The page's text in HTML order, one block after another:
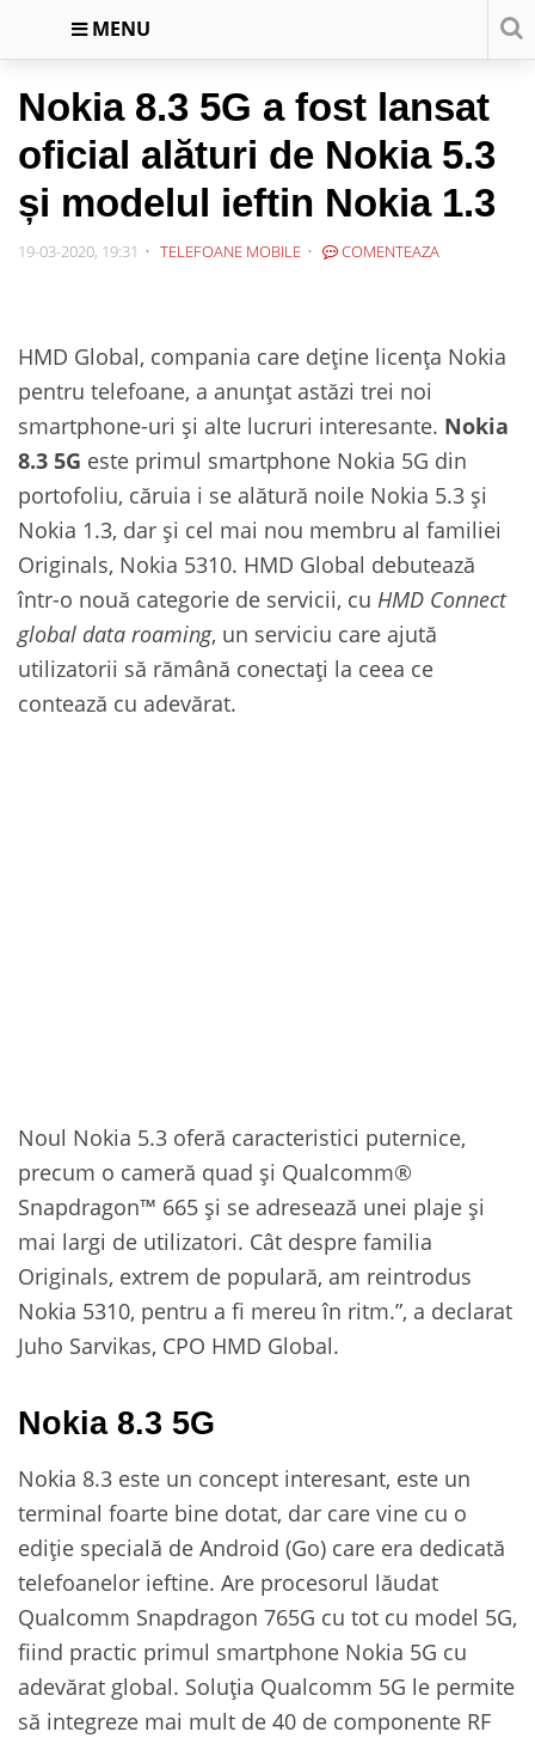
MENU
Nokia 8.3 5G a fost lansat
oficial alături de Nokia 5.3
și modelul ieftin Nokia 1.3
19-03-2020, 19:31 TELEFOANE MOBILE COMENTEAZA
HMD Global, compania care deține licența Nokia
pentru telefoane, a anunțat astăzi trei noi
smartphone-uri și alte lucruri interesante. Nokia
8.3 5G este primul smartphone Nokia 5G din
portofoliu, căruia i se alătură noile Nokia 5.3 și
Nokia 1.3, dar și cel mai nou membru al familiei
Originals, Nokia 5310. HMD Global debutează
într-o nouă categorie de servicii, cu HMD Connect
global data roaming, un serviciu care ajută
utilizatorii să rămână conectați la ceea ce
contează cu adevărat.
Noul Nokia 5.3 oferă caracteristici puternice,
precum o cameră quad și Qualcomm®
Snapdragon™ 665 și se adresează unei plaje și
mai largi de utilizatori. Cât despre familia
Originals, extrem de populară, am reintrodus
Nokia 5310, pentru a fi mereu în ritm.”, a declarat
Juho Sarvikas, CPO HMD Global.
Nokia 8.3 5G
Nokia 8.3 este un concept interesant, este un
terminal foarte bine dotat, dar care vine cu o
ediție specială de Android (Go) care era dedicată
telefoanelor ieftine. Are procesorul lăudat
Qualcomm Snapdragon 765G cu tot cu model 5G,
fiind practic primul smartphone Nokia 5G cu
adevărat global. Soluția Qualcomm 5G le permite
să integreze mai mult de 40 de componente RF